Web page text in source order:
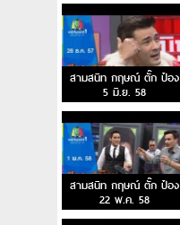
สามสนิท กฤษณ์ ตั๊ก ป๋อง
5 มิ.ย. 58
สามสนิท กฤษณ์ ตั๊ก ป๋อง
22 พ.ค. 58